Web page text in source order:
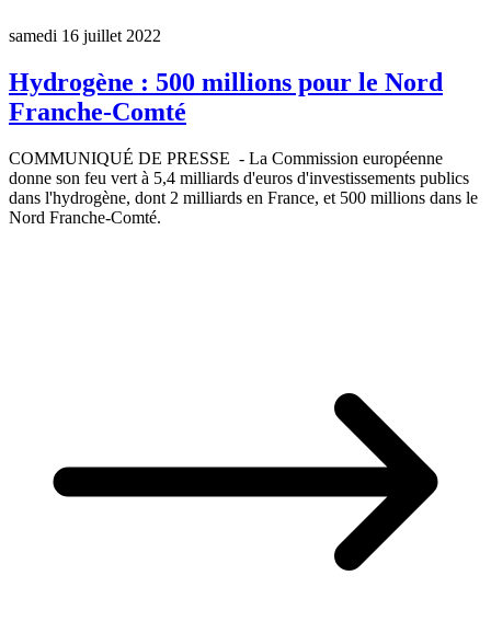
samedi 16 juillet 2022
Hydrogène : 500 millions pour le Nord
Franche-Comté
COMMUNIQUÉ DE PRESSE - La Commission européenne
donne son feu vert à 5,4 milliards d'euros d'investissements publics
dans l'hydrogène, dont 2 milliards en France, et 500 millions dans le
Nord Franche-Comté.